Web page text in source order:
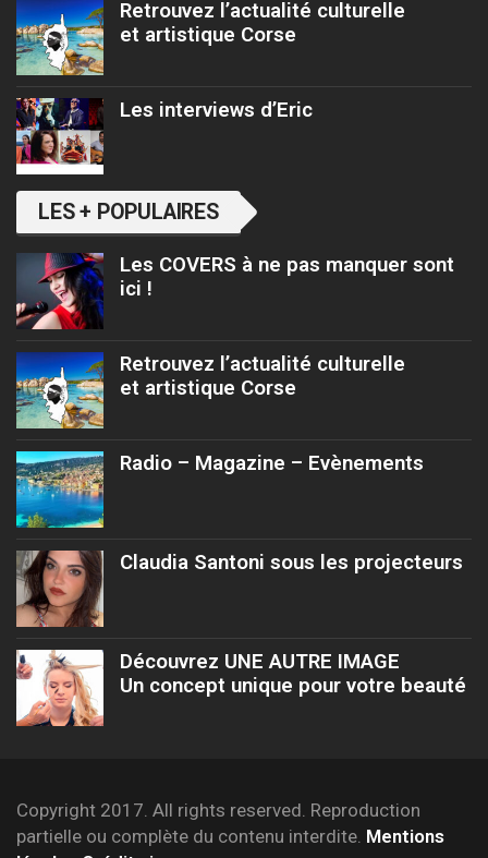
Retrouvez l’actualité culturelle
et artistique Corse
Les interviews d’Eric
LES + POPULAIRES
Les COVERS à ne pas manquer sont
ici !
Retrouvez l’actualité culturelle
et artistique Corse
Radio – Magazine – Evènements
Claudia Santoni sous les projecteurs
Découvrez UNE AUTRE IMAGE
Un concept unique pour votre beauté
Copyright 2017. All rights reserved. Reproduction
partielle ou complète du contenu interdite. Mentions